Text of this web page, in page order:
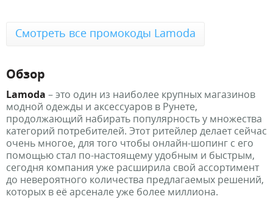
Смотреть все промокоды Lamoda
Обзор
Lamoda – это один из наиболее крупных магазинов
модной одежды и аксессуаров в Рунете,
продолжающий набирать популярность у множества
категорий потребителей. Этот ритейлер делает сейчас
очень многое, для того чтобы онлайн-шопинг с его
помощью стал по-настоящему удобным и быстрым,
сегодня компания уже расширила свой ассортимент
до невероятного количества предлагаемых решений,
которых в её арсенале уже более миллиона.